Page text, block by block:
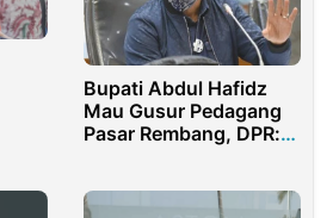
Bupati Abdul Hafidz
Mau Gusur Pedagang
Pasar Rembang, DPR: